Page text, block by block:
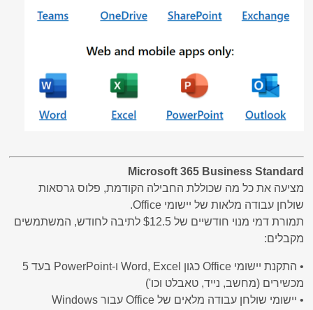
Microsoft 365 Business Standard
מציעה את כל מה שכוללת החבילה הקודמת, פלוס גרסאות
שולחן עבודה מלאות של יישומי Office.
תמורת דמי מנוי חודשיים של $12.5 לתיבה לחודש, המשתמשים
מקבלים:
• התקנת יישומי Office כגון Word, Excel ו-PowerPoint בעד 5
מכשירים (מחשב, נייד, טאבלט וכו')
• יישומי שולחן עבודה מלאים של Office עבור Windows